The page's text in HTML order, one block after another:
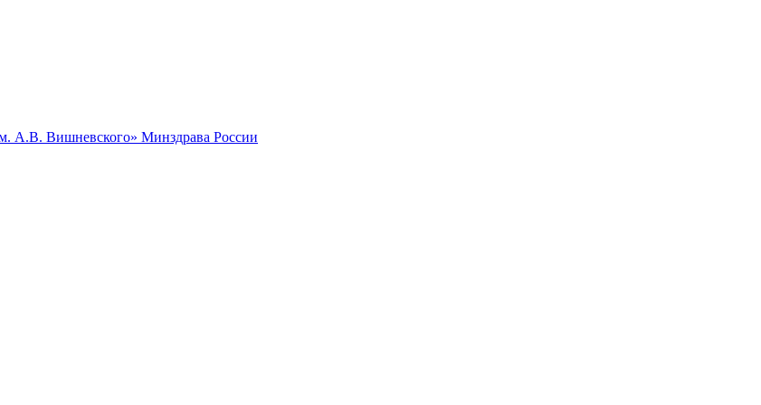
Вишневского» Минздрава России